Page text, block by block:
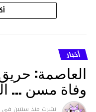
هذا وقد تمكن
هلال في توقيت
والقبض عليه
ما نُسبه إليه.
متابعة
أخبار
العاصمة:
وفاة مسن …
نشرت منذ سنتين فى